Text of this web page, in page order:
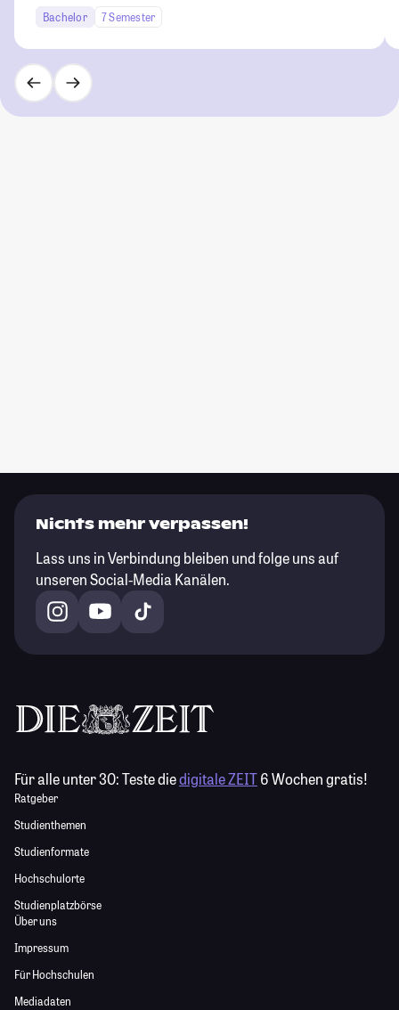
Bachelor 7 Semester
Nichts mehr verpassen!
Lass uns in Verbindung bleiben und folge uns auf
unseren Social-Media Kanälen.
Für alle unter 30:Teste diedigitale ZEIT6 Wochen gratis!
Ratgeber
Studienthemen
Studienformate
Hochschulorte
Studienplatzbörse
Über uns
Impressum
Für Hochschulen
Mediadaten